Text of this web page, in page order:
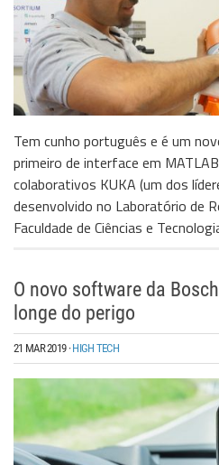
Tem cunho português e é um
primeiro de interface em
colaborativos KUKA (um dos
desenvolvido no Laboratório de
Faculdade de Ciências e
O novo software da
longe do perigo
21 MAR 2019·HIGH TECH